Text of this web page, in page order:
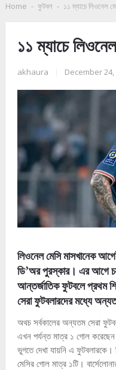
Home - ফুটবল - ১১ ম্যাচে লিওনেল
১১ ম্যাচে
akhaura December 24,
লিওনেল মেসি মাসখানেক
ডি’অর পুরস্কার। এর আগে
আন্তর্জাতিক ফুটবলে প্রথম
সেরা ফুটবলারদের মধ্যে
অথচ সর্বকালের অন্যতম সেরা
এখন পর্যন্ত মাত্র ১ গোল
ভুগতে দেখা যায়নি এ
মেসির গোল মাত্র ১টি।